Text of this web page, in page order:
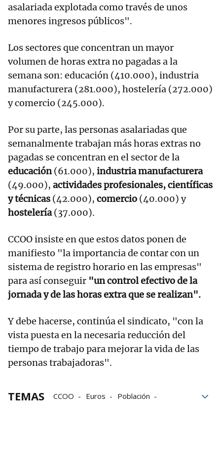
asalariada explotada como través de unos
menores ingresos públicos".
Los sectores que concentran un mayor
volumen de horas extra no pagadas a la
semana son: educación (410.000), industria
manufacturera (281.000), hostelería (272.000)
y comercio (245.000).
Por su parte, las personas asalariadas que
semanalmente trabajan más horas extras no
pagadas se concentran en el sector de la
educación(61.000), industria manufacturera
(49.000), actividades profesionales, científicas
y técnicas (42.000), comercio (40.000) y
hostelería(37.000).
CCOO insiste en que estos datos ponen de
manifiesto "la importancia de contar con un
sistema de registro horario en las empresas"
para así conseguir "un control efectivo de la
jornada y de las horas extra que se realizan".
Y debe hacerse, continúa el sindicato, "con la
vista puesta en la necesaria reducción del
tiempo de trabajo para mejorar la vida de las
personas trabajadoras".
TEMAS CCOO Euros
Población